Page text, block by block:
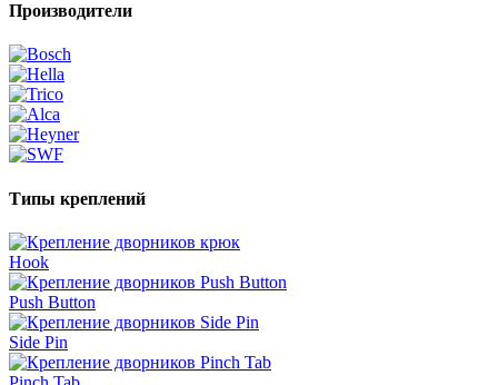
Производители
Типы креплений
Hook
Push Button
Side Pin